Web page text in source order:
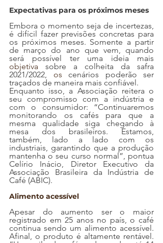
Expectativas para os próximos meses
Embora o momento seja de incertezas,
é difícil fazer previsões concretas para
os próximos meses. Somente a partir
de março do ano que vem, quando
objetiva sobre a colheita da safra
2021/2022, os cenários poderão ser
traçados de maneira mais confiável.
Enquanto isso, a Associação reitera o
seu compromisso com a indústria e
com o consumidor: “Continuaremos
monitorando os cafés para que a
mesma qualidade siga chegando à
mesa dos brasileiros. Estamos,
também, lado a lado com os
industriais, garantindo que a produção
mantenha o seu curso normal”, pontua
Associação Brasileira da Indústria de
Café (ABIC).
Alimento acessível
Apesar do aumento ser o maior
registrado em 25 anos no país, o café
continua sendo um alimento acessível.
Afinal, o produto é altamente rentável.